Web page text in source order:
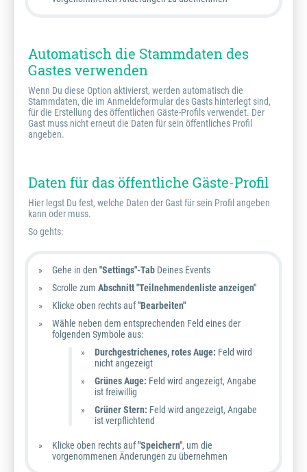
Automatisch die Stammdaten des
Gastes verwenden
Wenn Du diese Option aktivierst, werden automatisch die
Stammdaten, die im Anmeldeformular des Gasts hinterlegt sind,
für die Erstellung des öffentlichen Gäste-Profils verwendet. Der
Gast muss nicht erneut die Daten für sein öffentliches Profil
angeben.
Daten für das öffentliche Gäste-Profil
Hier legst Du fest, welche Daten der Gast für sein Profil angeben
kann oder muss.
So gehts:
Gehe in den "Settings"-Tab Deines Events
Scrolle zum Abschnitt "Teilnehmendenliste anzeigen"
Klicke oben rechts auf"Bearbeiten"
Wähle neben dem entsprechenden Feld eines der
folgenden Symbole aus:
Durchgestrichenes, rotes Auge: Feld wird
nicht angezeigt
Grünes Auge: Feld wird angezeigt, Angabe
ist freiwillig
Grüner Stern: Feld wird angezeigt, Angabe
ist verpflichtend
Klicke oben rechts auf"Speichern", um die
vorgenommenen Änderungen zu übernehmen